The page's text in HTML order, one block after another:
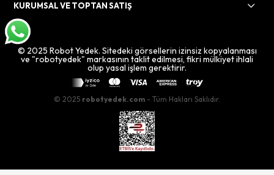
KURUMSAL VE TOPTAN SATIŞ
© 2025 Robot Yedek. Sitedeki görsellerin izinsiz kopyalanması
ve "robotyedek" markasının taklit edilmesi, fikri mülkiyet ihlali
olup yasal işlem gerektirir.
© 2025 robotyedek.com - Tüm Hakları Saklıdır.